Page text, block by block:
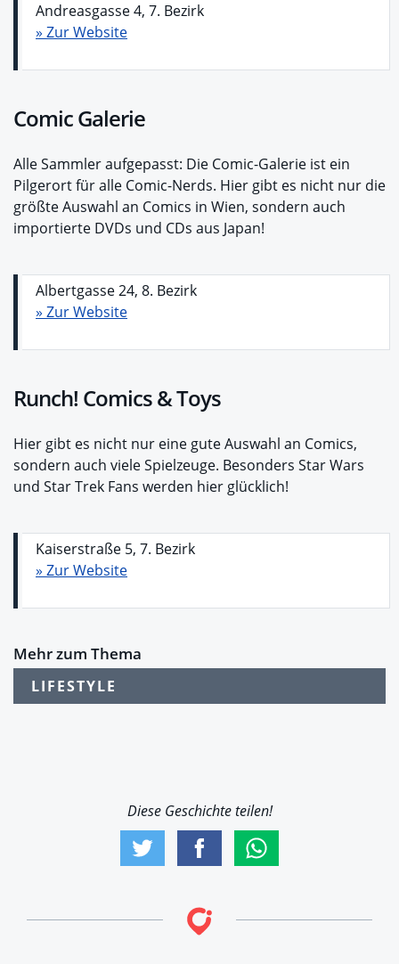
Andreasgasse 4, 7. Bezirk
» Zur Website
Comic Galerie
Alle Sammler aufgepasst: Die Comic-Galerie ist ein
Pilgerort für alle Comic-Nerds. Hier gibt es nicht nur die
größte Auswahl an Comics in Wien, sondern auch
importierte DVDs und CDs aus Japan!
Albertgasse 24, 8. Bezirk
» Zur Website
Runch! Comics & Toys
Hier gibt es nicht nur eine gute Auswahl an Comics,
sondern auch viele Spielzeuge. Besonders Star Wars
und Star Trek Fans werden hier glücklich!
Kaiserstraße 5, 7. Bezirk
» Zur Website
Mehr zum Thema
LIFESTYLE
Diese Geschichte teilen!